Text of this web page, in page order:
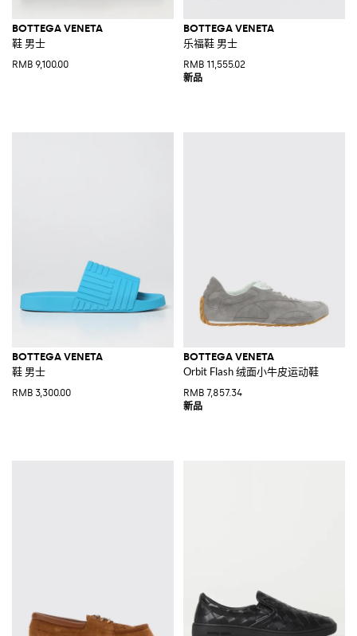
BOTTEGA VENETA
鞋 男士
RMB 9,100.00
BOTTEGA VENETA
乐福鞋 男士
RMB 11,555.02
BOTTEGA VENETA
鞋 男士
RMB 3,300.00
BOTTEGA VENETA
Orbit Flash 绒面小牛皮运动鞋
RMB 7,857.34